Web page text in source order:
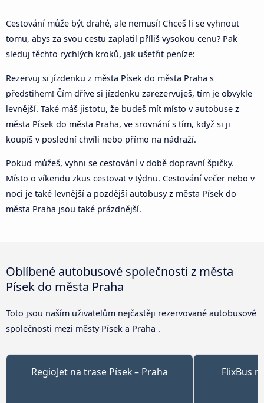
Cestování může být drahé, ale nemusí! Chceš li se vyhnout
tomu, abys za svou cestu zaplatil příliš vysokou cenu? Pak
sleduj těchto rychlých kroků, jak ušetřit peníze:
Rezervuj si jízdenku z města Písek do města Praha s
předstihem! Čím dříve si jízdenku zarezervuješ, tím je obvykle
levnější. Také máš jistotu, že budeš mít místo v autobuse z
města Písek do města Praha, ve srovnání s tím, když si ji
koupíš v poslední chvíli nebo přímo na nádraží.
Pokud můžeš, vyhni se cestování v době dopravní špičky.
Místo o víkendu zkus cestovat v týdnu. Cestování večer nebo v
noci je také levnější a pozdější autobusy z města Písek do
města Praha jsou také prázdnější.
Oblíbené autobusové společnosti z města
Písek do města Praha
Toto jsou naším uživatelům nejčastěji rezervované autobusové
společnosti mezi městy Písek a Praha .
RegioJet na trase Písek – Praha FlixBus